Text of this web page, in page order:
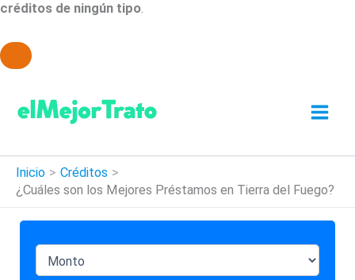
créditos de ningún tipo.
contenido
Inicio
Créditos
¿Cuáles son los Mejores Préstamos en Tierra del Fuego?